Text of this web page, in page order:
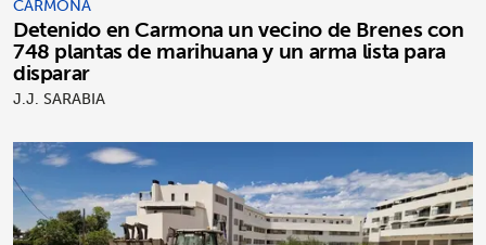
CARMONA
Detenido en Carmona un vecino de Brenes con
748 plantas de marihuana y un arma lista para
disparar
J.J. SARABIA